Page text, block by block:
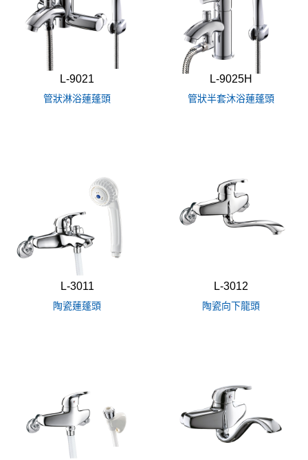
L-9021
管狀淋浴蓮蓬頭
L-9025H
管狀半套沐浴蓮蓬頭
L-3011
陶瓷蓮蓬頭
L-3012
陶瓷向下龍頭